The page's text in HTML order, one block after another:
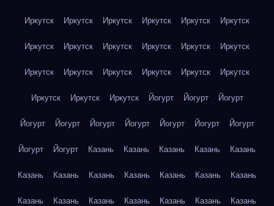
Иркутск Иркутск Иркутск Иркутск Иркутск Иркутск
Иркутск Иркутск Иркутск Иркутск Иркутск Иркутск
Иркутск Иркутск Иркутск Иркутск Иркутск Иркутск
Иркутск Иркутск Иркутск Йогурт Йогурт Йогурт
Йогурт Йогурт Йогурт Йогурт Йогурт Йогурт Йогурт
Йогурт Йогурт Казань Казань Казань Казань Казань
Казань Казань Казань Казань Казань Казань Казань
Казань Казань Казань Казань Казань Казань Казань